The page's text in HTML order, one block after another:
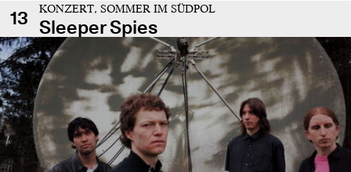
13
KONZERT, SOMMER IM SÜDPOL
Sleeper Spies